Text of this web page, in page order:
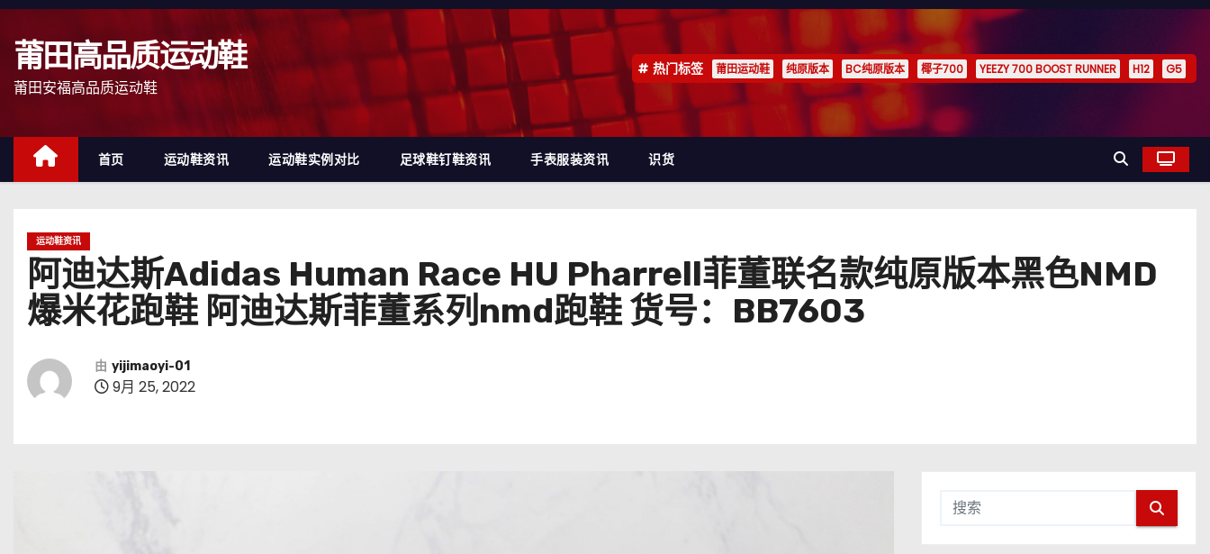
跳
莆田高品质运动鞋
莆田安福高品质运动鞋
热门标签 莆田运动鞋 纯原版本 BC纯原版本 椰子700 YEEZY 700 BOOST RUNNER H12 G5
首页 运动鞋资讯 运动鞋实例对比 足球鞋钉鞋资讯 手表服装资讯 识货
运动鞋资讯
阿迪达斯Adidas Human Race HU Pharrell菲董联名款纯原版本黑色NMD
爆米花跑鞋 阿迪达斯菲董系列nmd跑鞋 货号：BB7603
由 yijimaoyi-01
9月 25, 2022